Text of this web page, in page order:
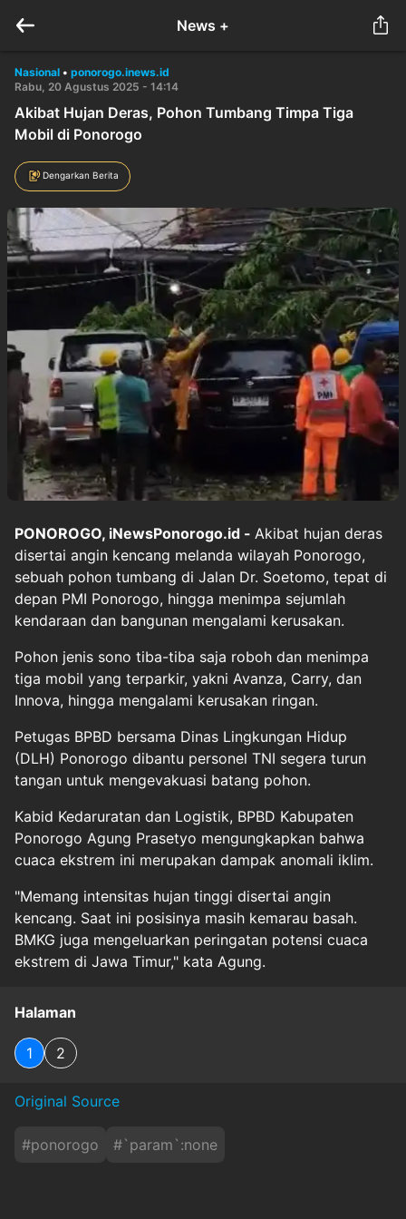
News +
Nasional • ponorogo.inews.id
Rabu, 20 Agustus 2025 - 14:14
Akibat Hujan Deras, Pohon Tumbang Timpa Tiga
Mobil di Ponorogo
Dengarkan Berita
PONOROGO, iNewsPonorogo.id - Akibat hujan deras
disertai angin kencang melanda wilayah Ponorogo,
sebuah pohon tumbang di Jalan Dr. Soetomo, tepat di
depan PMI Ponorogo, hingga menimpa sejumlah
kendaraan dan bangunan mengalami kerusakan.
Pohon jenis sono tiba-tiba saja roboh dan menimpa
tiga mobil yang terparkir, yakni Avanza, Carry, dan
Innova, hingga mengalami kerusakan ringan.
Petugas BPBD bersama Dinas Lingkungan Hidup
(DLH) Ponorogo dibantu personel TNI segera turun
tangan untuk mengevakuasi batang pohon.
Kabid Kedaruratan dan Logistik, BPBD Kabupaten
Ponorogo Agung Prasetyo mengungkapkan bahwa
cuaca ekstrem ini merupakan dampak anomali iklim.
"Memang intensitas hujan tinggi disertai angin
kencang. Saat ini posisinya masih kemarau basah.
BMKG juga mengeluarkan peringatan potensi cuaca
ekstrem di Jawa Timur," kata Agung.
Halaman
1 2
Original Source
#ponorogo #`param`:none